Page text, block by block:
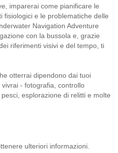
imparerai come pianificare le
fisiologici e le problematiche delle
Navigation Adventure
con la bussola e, grazie
riferimenti visivi e del tempo, ti
otterrai dipendono dai tuoi
- fotografia, controllo
esplorazione di relitti e molte
ulteriori informazioni.